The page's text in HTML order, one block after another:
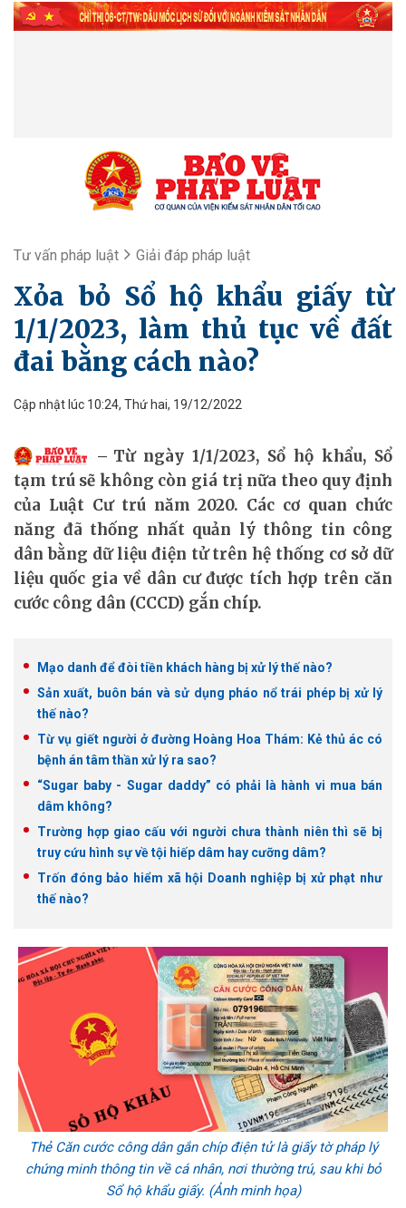
Tư vấn pháp luật Giải đáp pháp luật
Xỏa bỏ Sổ hộ khẩu giấy từ
1/1/2023, làm thủ tục về đất
đai bằng cách nào?
Cập nhật lúc 10:24, Thứ hai, 19/12/2022
Từ ngày 1/1/2023, Sổ hộ khẩu, Sổ
tạm trú sẽ không còn giá trị nữa theo quy định
của Luật Cư trú năm 2020. Các cơ quan chức
năng đã thống nhất quản lý thông tin công
dân bằng dữ liệu điện tử trên hệ thống cơ sở dữ
liệu quốc gia về dân cư được tích hợp trên căn
cước công dân (CCCD) gắn chíp.
Mạo danh để đòi tiền khách hàng bị xử lý thế nào?
Sản xuất, buôn bán và sử dụng pháo nổ trái phép bị xử lý
thế nào?
Từ vụ giết người ở đường Hoàng Hoa Thám: Kẻ thủ ác có
bệnh án tâm thần xử lý ra sao?
“Sugar baby - Sugar daddy” có phải là hành vi mua bán
dâm không?
Trường hợp giao cấu với người chưa thành niên thì sẽ bị
truy cứu hình sự về tội hiếp dâm hay cưỡng dâm?
Trốn đóng bảo hiểm xã hội Doanh nghiệp bị xử phạt như
thế nào?
Thẻ Căn cước công dân gắn chíp điện tử là giấy tờ pháp lý
chứng minh thông tin về cá nhân, nơi thường trú, sau khi bỏ
Sổ hộ khẩu giấy. (Ảnh minh họa)